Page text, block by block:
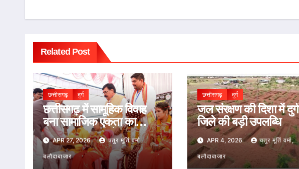
Related Post
छत्तीसगढ़ दुर्ग
छत्तीसगढ़ में सामूहिक विवाह
बना सामाजिक एकता का
उत्सव, मुख्यमंत्री ने 13
नवदंपतियों को दिया आशीर्वाद
APR 27, 2026 चतुर मूर्ति वर्मा,
बलौदाबाजार
छत्तीसगढ़ दुर्ग
जल संरक्षण की दिशा में दुर्ग
जिले की बड़ी उपलब्धि
APR 4, 2026 चतुर मूर्ति वर्मा,
बलौदाबाजार